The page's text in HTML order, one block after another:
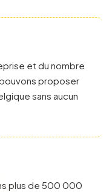
et du nombre
proposer
sans aucun
plus de 500 000